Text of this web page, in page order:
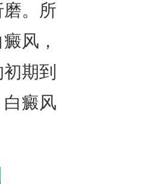
。所
风，
期到
癜风